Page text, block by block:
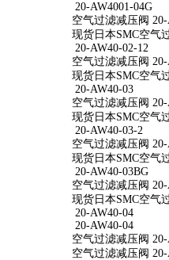
20-AW4001-04G
空气过滤减压阀 20-
现货日本SMC空气
20-AW40-02-12
空气过滤减压阀 20-
现货日本SMC空气
20-AW40-03
空气过滤减压阀 20-
现货日本SMC空气
20-AW40-03-2
空气过滤减压阀
现货日本SMC空气
20-AW40-03BG
空气过滤减压阀 20-
现货日本SMC空气
20-AW40-04
20-AW40-04
空气过滤减压阀 20-
空气过滤减压阀 20-